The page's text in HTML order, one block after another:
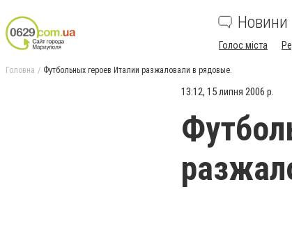
Новини
Голос міста
Головна Футбольных героев Италии разжаловали в рядовые.
13:12, 15 липня 2006 р.